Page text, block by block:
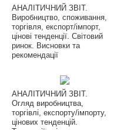
АНАЛІТИЧНИЙ ЗВІТ.
Виробництво, споживання,
торгівля, експорт/імпорт,
цінові тенденції. Світовий
ринок. Висновки та
рекомендації
АНАЛІТИЧНИЙ ЗВІТ.
Огляд виробництва,
торгівлі, експорту/імпорту,
цінових тенденцій.